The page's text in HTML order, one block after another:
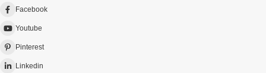
Facebook
Youtube
Pinterest
Linkedin